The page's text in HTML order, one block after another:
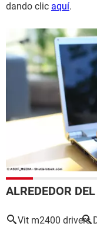
dando clic aquí.
ALREDEDOR
Vit m2400 drivers